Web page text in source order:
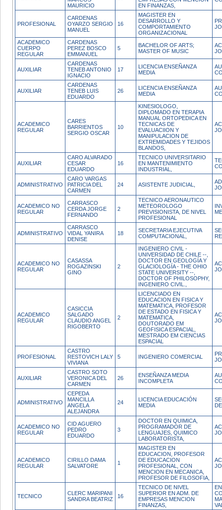
MAURICIO
EN FINANZAS,
PROFESIONAL
CARDENAS
OYARZO SERGIO
MANUEL
16
MAGISTER EN
DESARROLLO Y
COMPORTAMIENTO
ORGANIZACIONAL
ACADEMICO
CUERPO
REGULAR
CARDENAS
PEREZ BOSCO
EMMANUEL
5
BACHELOR OF ARTS;
MASTER OF MUSIC
AUXILIAR
CARDENAS
TENEB ANTONIO
IGNACIO
17
LICENCIA ENSEÑANZA
MEDIA
AUXILIAR
CARDENAS
TENEB LUIS
EDUARDO
26
LICENCIA ENSEÑANZA
MEDIA
ACADEMICO
REGULAR
CARES
BARRIENTOS
SERGIO OSCAR
10
KINESIOLOGO,
DIPLOMADO EN TERAPIA
MANUAL ORTOPEDICA EN
TECNICAS DE
EVALUACIION Y
MANIPULACION DE
EXTREMIDADES Y TEJIDOS
BLANDOS,
AUXILIAR
CARO ALVARADO
CESAR
EDUARDO
16
TECNICO UNIVERSITARIO
EN MANTENIMIENTO
INDUSTRIAL,
ADMINISTRATIVO
CARO VARGAS
PATRICIA DEL
CARMEN
24 ASISTENTE JUDICIAL,
ACADEMICO NO
REGULAR
CARRASCO
CERDA JORGE
FERNANDO
2
TECNICO AERONAUTICO
METEOROLOGO
PREVISIONISTA, DE NIVEL
PROFESIONAL
ADMINISTRATIVO
CARRASCO
VIDAL YANIRA
DENISE
18
SECRETARIA EJECUTIVA
COMPUTACIONAL,
ACADEMICO NO
REGULAR
CASASSA
ROGAZINSKI
GINO
2
INGENIERO CIVIL -
UNIVERSIDAD DE CHILE --,
DOCTOR EN GEOLOGÍA Y
GLACIOLOGÍA - THE OHIO
STATE UNIVERSITY --,
DOCTOR OF PHILOSOPHY,
INGENIERO CIVIL.,
ACADEMICO
REGULAR
CASICCIA
SALGADO
CLAUDIO ANGEL
RIGOBERTO
2
LICENCIADO EN
EDUCACION EN FISICA Y
MATEMATICA, PROFESOR
DE ESTADO EN FISICA Y
MATEMATICA,
DOUTORADO EM
GEOFISICA ESPACIAL,
MESTRADO EM CIENCIAS
ESPACIAL
PROFESIONAL
CASTRO
RESTOVICH LALY
VIVIANA
5 INGENIERO COMERCIAL
AUXILIAR
CASTRO SOTO
VERONICA DEL
CARMEN
26
ENSEÑANZA MEDIA
INCOMPLETA
ADMINISTRATIVO
CEPEDA
MANCILLA
ANGELA
ALEJANDRA
24
LICENCIA EDUCACIÓN
MEDIA
ACADEMICO NO
REGULAR
CID AGUERO
PEDRO
EDUARDO
3
DOCTOR EN QUIMICA,
PROGRAMADOR DE
LENGUAJES, QUIMICO
LABORATORISTA,
ACADEMICO
REGULAR
CIRILLO DAMA
SALVATORE
1
MAGISTER EN
EDUCACION, PROFESOR
DE EDUCACION
PROFESIONAL, CON
MENCION EN MECANICA,
PROFESOR DE FILOSOFIA,
TECNICO
CLERC MARIPANI
SANDRA BEATRIZ
16
TECNICO DE NIVEL
SUPERIOR EN ADM. DE
EMPRESAS MENCION
FINANZAS,